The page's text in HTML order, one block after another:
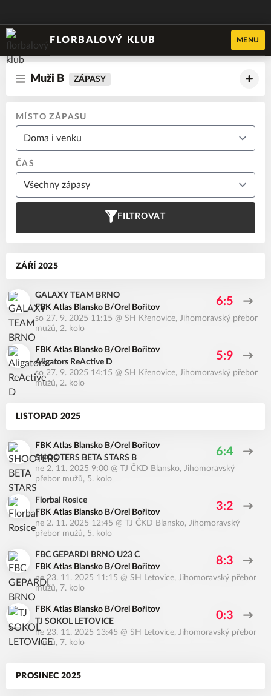
FLORBALOVÝ KLUB MENU
Muži B ZÁPASY
MÍSTO ZÁPASU
ČAS
FILTROVAT
ZÁŘÍ 2025
GALAXY TEAM BRNO
FBK Atlas Blansko B/Orel Bořitov
6:5
so 27. 9. 2025 11:15 @ SH Křenovice, Jihomoravský přebor
mužů, 2. kolo
FBK Atlas Blansko B/Orel Bořitov
Aligators ReActive D
5:9
so 27. 9. 2025 14:15 @ SH Křenovice, Jihomoravský přebor
mužů, 2. kolo
LISTOPAD 2025
FBK Atlas Blansko B/Orel Bořitov
SHOOTERS BETA STARS B
6:4
ne 2. 11. 2025 9:00 @ TJ ČKD Blansko, Jihomoravský
přebor mužů, 5. kolo
Florbal Rosice
FBK Atlas Blansko B/Orel Bořitov
3:2
ne 2. 11. 2025 12:45 @ TJ ČKD Blansko, Jihomoravský
přebor mužů, 5. kolo
FBC GEPARDI BRNO U23 C
FBK Atlas Blansko B/Orel Bořitov
8:3
ne 23. 11. 2025 11:15 @ SH Letovice, Jihomoravský přebor
mužů, 7. kolo
FBK Atlas Blansko B/Orel Bořitov
TJ SOKOL LETOVICE
0:3
ne 23. 11. 2025 13:45 @ SH Letovice, Jihomoravský přebor
mužů, 7. kolo
PROSINEC 2025